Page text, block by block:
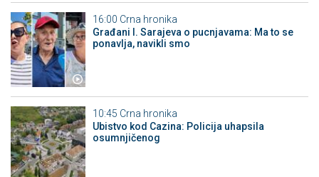
16:00 Crna hronika
Građani I. Sarajeva o pucnjavama: Ma to se
ponavlja, navikli smo
10:45 Crna hronika
Ubistvo kod Cazina: Policija uhapsila
osumnjičenog